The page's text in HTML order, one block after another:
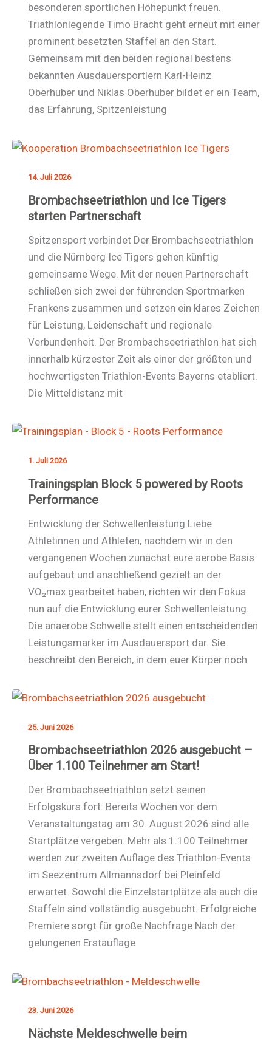
besonderen sportlichen Höhepunkt freuen.
Triathlonlegende Timo Bracht geht erneut mit einer
prominent besetzten Staffel an den Start.
Gemeinsam mit den beiden regional bestens
bekannten Ausdauersportlern Karl-Heinz
Oberhuber und Niklas Oberhuber bildet er ein Team,
das Erfahrung, Spitzenleistung
14. Juli 2026
Brombachseetriathlon und Ice Tigers
starten Partnerschaft
Spitzensport verbindet Der Brombachseetriathlon
und die Nürnberg Ice Tigers gehen künftig
gemeinsame Wege. Mit der neuen Partnerschaft
schließen sich zwei der führenden Sportmarken
Frankens zusammen und setzen ein klares Zeichen
für Leistung, Leidenschaft und regionale
Verbundenheit. Der Brombachseetriathlon hat sich
innerhalb kürzester Zeit als einer der größten und
hochwertigsten Triathlon-Events Bayerns etabliert.
Die Mitteldistanz mit
1. Juli 2026
Trainingsplan Block 5 powered by Roots
Performance
Entwicklung der Schwellenleistung Liebe
Athletinnen und Athleten, nachdem wir in den
vergangenen Wochen zunächst eure aerobe Basis
aufgebaut und anschließend gezielt an der
VO₂max gearbeitet haben, richten wir den Fokus
nun auf die Entwicklung eurer Schwellenleistung.
Die anaerobe Schwelle stellt einen entscheidenden
Leistungsmarker im Ausdauersport dar. Sie
beschreibt den Bereich, in dem euer Körper noch
25. Juni 2026
Brombachseetriathlon 2026 ausgebucht –
Über 1.100 Teilnehmer am Start!
Der Brombachseetriathlon setzt seinen
Erfolgskurs fort: Bereits Wochen vor dem
Veranstaltungstag am 30. August 2026 sind alle
Startplätze vergeben. Mehr als 1.100 Teilnehmer
werden zur zweiten Auflage des Triathlon-Events
im Seezentrum Allmannsdorf bei Pleinfeld
erwartet. Sowohl die Einzelstartplätze als auch die
Staffeln sind vollständig ausgebucht. Erfolgreiche
Premiere sorgt für große Nachfrage Nach der
gelungenen Erstauflage
23. Juni 2026
Nächste Meldeschwelle beim